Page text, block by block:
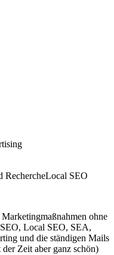
RechercheLocal SEO
Marketingmaßnahmen ohne
SEO, Local SEO, SEA,
und die ständigen Mails
Zeit aber ganz schön)